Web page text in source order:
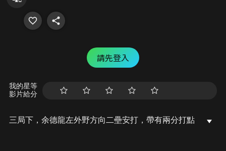
請先登入
我的星等
影片給分
三局下，余德龍左外野方向二壘安打，帶有兩分打點